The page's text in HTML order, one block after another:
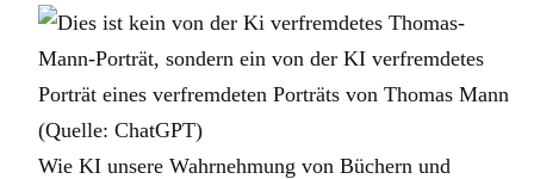
Wie KI unsere Wahrnehmung von Büchern und